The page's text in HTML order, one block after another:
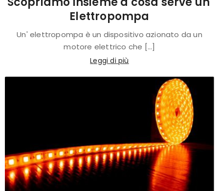
Elettropompa
Un' elettropompa è un dispositivo azionato da un
motore elettrico che [...]
Leggi di più